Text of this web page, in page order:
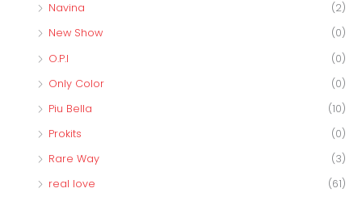
Navina
(2)
New Show
(0)
O.P.I
(0)
Only Color
(0)
Piu Bella
(10)
Prokits
(0)
Rare Way
(3)
real love
(61)